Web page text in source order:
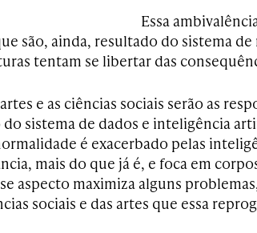
Essa
são, ainda, resultado do sistema
tentam se libertar das
e as ciências sociais serão as
sistema de dados e inteligência
é exacerbado pelas
mais do que já é, e foca em
aspecto maximiza alguns
sociais e das artes que essa